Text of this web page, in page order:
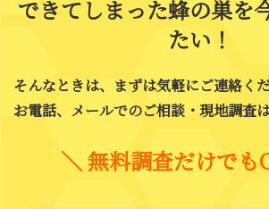
できてしまった蜂の巣を
たい！
そんなときは、まずは気軽にご連絡く
お電話、メールでのご相談・現地調査は
＼ 無料調査だけでも